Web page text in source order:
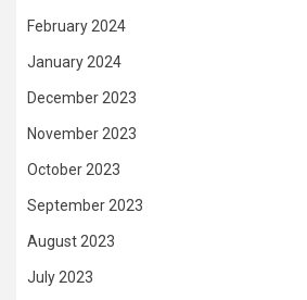
February 2024
January 2024
December 2023
November 2023
October 2023
September 2023
August 2023
July 2023